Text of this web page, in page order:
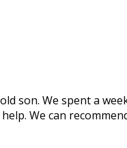
son. We spent a
We can